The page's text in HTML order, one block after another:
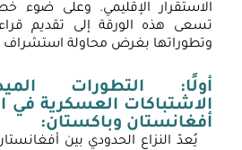
الاستقرار الإقليمي. وعلى ضوء
تسعى هذه الورقة إلى تقديم
وتطوراتها بغرض محاولة استشراف
أولًا: التطورات
الاشتباكات العسكرية في
أفغانستان وباكستان:
يُعدّ النزاع الحدودي بين